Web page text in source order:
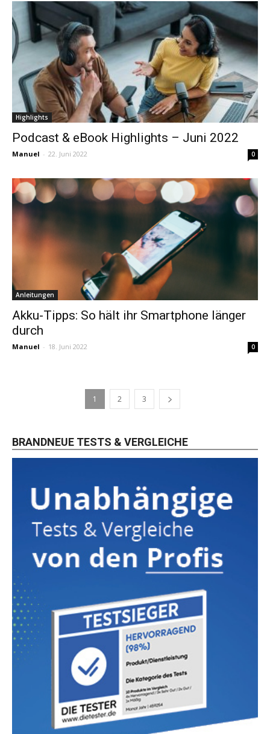
Highlights
Podcast & eBook Highlights – Juni 2022
Manuel - 22. Juni 2022 0
Anleitungen
Akku-Tipps: So hält ihr Smartphone länger
durch
Manuel - 18. Juni 2022 0
1 2 3
BRANDNEUE TESTS & VERGLEICHE